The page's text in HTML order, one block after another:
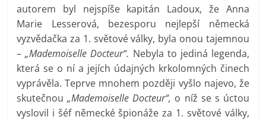
autorem byl nejspíše kapitán Ladoux, že Anna
Marie Lesserová, bezesporu nejlepší německá
vyzvědačka za 1. světové války, byla onou tajemnou
–„Mademoiselle Docteur“. Nebyla to jediná legenda,
která se o ní a jejích údajných krkolomných činech
vyprávěla. Teprve mnohem později vyšlo najevo, že
skutečnou„Mademoiselle Docteur“, o níž se s úctou
vyslovil i šéf německé špionáže za 1. světové války,